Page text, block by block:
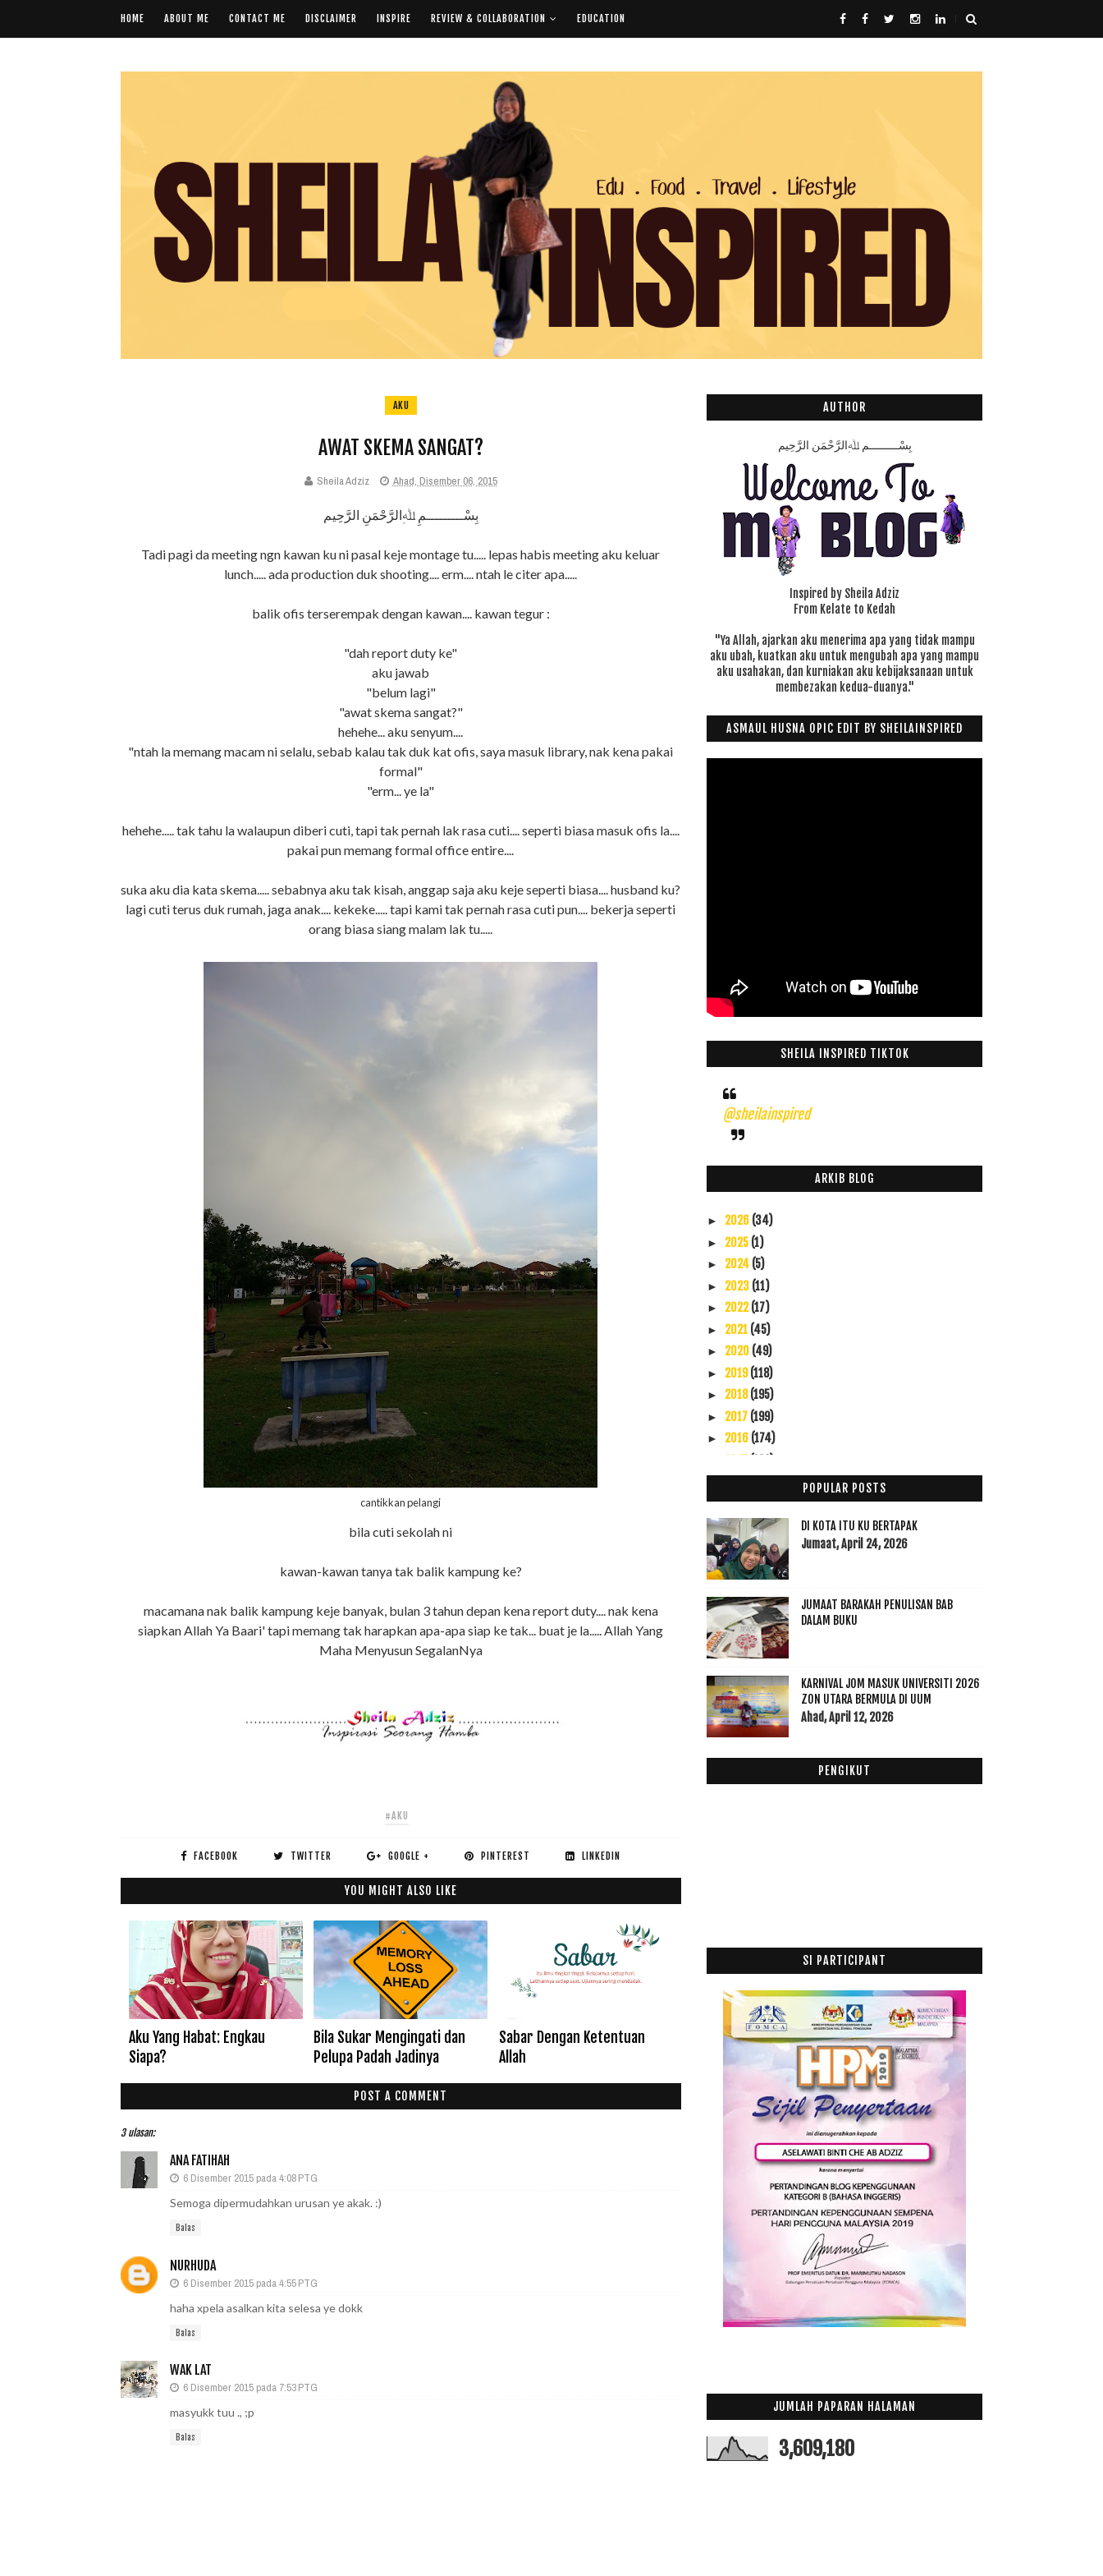
HOME ABOUT ME CONTACT ME DISCLAIMER INSPIRE REVIEW & COLLABORATION EDUCATION
AKU
AWAT SKEMA SANGAT?
Sheila Adziz Ahad, Disember 06, 2015
بِسْـــــــــمِ ﷲِالرَّحْمَنِ الرَّحِيم
Tadi pagi da meeting ngn kawan ku ni pasal keje montage tu..... lepas habis meeting aku keluar
lunch..... ada production duk shooting.... erm.... ntah le citer apa.....
balik ofis terserempak dengan kawan.... kawan tegur :
"dah report duty ke"
aku jawab
"belum lagi"
"awat skema sangat?"
hehehe... aku senyum....
"ntah la memang macam ni selalu, sebab kalau tak duk kat ofis, saya masuk library, nak kena pakai
formal"
"erm... ye la"
hehehe..... tak tahu la walaupun diberi cuti, tapi tak pernah lak rasa cuti.... seperti biasa masuk ofis la....
pakai pun memang formal office entire....
suka aku dia kata skema..... sebabnya aku tak kisah, anggap saja aku keje seperti biasa.... husband ku?
lagi cuti terus duk rumah, jaga anak.... kekeke..... tapi kami tak pernah rasa cuti pun.... bekerja seperti
orang biasa siang malam lak tu.....
cantikkan pelangi
bila cuti sekolah ni
kawan-kawan tanya tak balik kampung ke?
macamana nak balik kampung keje banyak, bulan 3 tahun depan kena report duty.... nak kena
siapkan Allah Ya Baari' tapi memang tak harapkan apa-apa siap ke tak... buat je la..... Allah Yang
Maha Menyusun SegalanNya
#AKU
FACEBOOK TWITTER GOOGLE + PINTEREST LINKEDIN
YOU MIGHT ALSO LIKE
Aku Yang Habat: Engkau
Siapa?
Bila Sukar Mengingati dan
Pelupa Padah Jadinya
Sabar Dengan Ketentuan
Allah
POST A COMMENT
3 ulasan:
ANA FATIHAH
6 Disember 2015 pada 4:08 PTG
Semoga dipermudahkan urusan ye akak. :)
Balas
NURHUDA
6 Disember 2015 pada 4:55 PTG
haha xpela asalkan kita selesa ye dokk
Balas
WAK LAT
6 Disember 2015 pada 7:53 PTG
masyukk tuu ., ;p
Balas
AUTHOR
بِسْـــــــــمِ ﷲِالرَّحْمَنِ الرَّحِيم
Inspired by Sheila Adziz
From Kelate to Kedah
"Ya Allah, ajarkan aku menerima apa yang tidak mampu
aku ubah, kuatkan aku untuk mengubah apa yang mampu
aku usahakan, dan kurniakan aku kebijaksanaan untuk
membezakan kedua-duanya."
ASMAUL HUSNA OPIC EDIT BY SHEILAINSPIRED
SHEILA INSPIRED TIKTOK
@sheilainspired
ARKIB BLOG
► 2026 (34)
► 2025 (1)
► 2024 (5)
► 2023 (11)
► 2022(17)
► 2021 (45)
► 2020 (49)
► 2019(118)
► 2018(195)
► 2017 (199)
► 2016 (174)
▼Disember(60)
10 CPUV 29 Disember 2015
Melabur Saham Akhirat
Nama 25 para rasul dalam 3 bahasa, Arab, Inggeris
...
Replika Rumah Baginda Rasulullah SAW
Aziz Desa Meninggal Dunia
Rasulullah SAW Memuliakan Golongan Miskin
Hidup Mu Untuk Ummah, Hidup Ku Untuk Diri Sendiri
Jagat, bukan filem 'biasa-biasa' - Hassan Muthalib
Tips Minum Sunnah Rasulullah SAW
Rasulullah SAW Ketawa Sehingga Menangis
30 Kelebihan Selawat Ke Atas Nabi
Jenazah Lima Beranak Selamat Dikebumi
Sakit Hati Bila Anak Buat Sepah
Pak cik Henset sudah dapat duit dia semula
Bila Kucing Tersepit
Burger Port Lepak
Peraduan Jemputan Malam Gala Langit Cinta
Tips Buang Lemak Turun Temurun
Adakah Anak Kita Sebegini?
Manage Your Laudry
Filem Yahudi dan Al Quran
Kes Tipu Pakcik Beli Handset
Dah Rasa Daging Bakar Chenta Mama
Terpaksa Tolak Rezeki
Bil Makan Tengahari 19 Orang, RM1,131
Jalan-jalan Cari Makan Nasi Daging Bakar Femes di ...
Ikan Tongkol Gulai Kuning
Nana Juara Gegar Vaganza 2
Puding Roti Kukus
Rezeki Yang Mahu Ditolak
Kuih Paling Senang Nak Buat dan Murah
POPULAR POSTS
DI KOTA ITU KU BERTAPAK
Jumaat, April 24, 2026
JUMAAT BARAKAH PENULISAN BAB
DALAM BUKU
KARNIVAL JOM MASUK UNIVERSITI 2026
ZON UTARA BERMULA DI UUM
Ahad, April 12, 2026
PENGIKUT
SI PARTICIPANT
JUMLAH PAPARAN HALAMAN
3,609,180